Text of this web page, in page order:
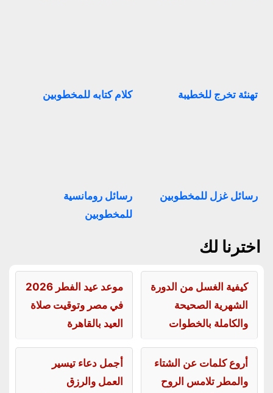
تهنئة تخرج للخطيبة كلام كتابه للمخطوبين
رسائل غزل للمخطوبين
رسائل رومانسية
للمخطوبين
اخترنا لك
كيفية الغسل من الدورة
الشهرية الصحيحة
والكاملة بالخطوات
موعد عيد الفطر 2026
في مصر وتوقيت صلاة
العيد بالقاهرة
أروع كلمات عن الشتاء
والمطر تلامس الروح
أجمل دعاء تيسير
العمل والرزق